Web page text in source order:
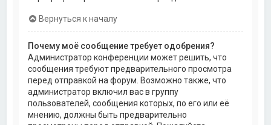
Вернуться к началу
Почему моё сообщение требует одобрения?
Администратор конференции может решить, что
сообщения требуют предварительного просмотра
перед отправкой на форум. Возможно также, что
администратор включил вас в группу
пользователей, сообщения которых, по его или её
мнению, должны быть предварительно